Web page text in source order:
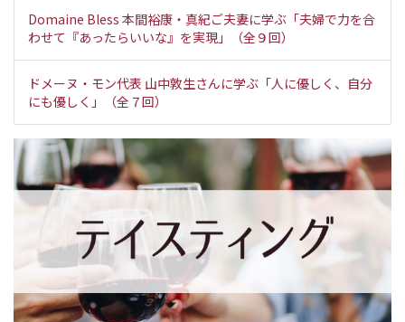
Domaine Bless 本間裕康・真紀ご夫妻に学ぶ「夫婦で力を合
わせて『あったらいいな』を実現」（全９回）
ドメーヌ・モン代表 山中敦生さんに学ぶ「人に優しく、自分
にも優しく」（全７回）